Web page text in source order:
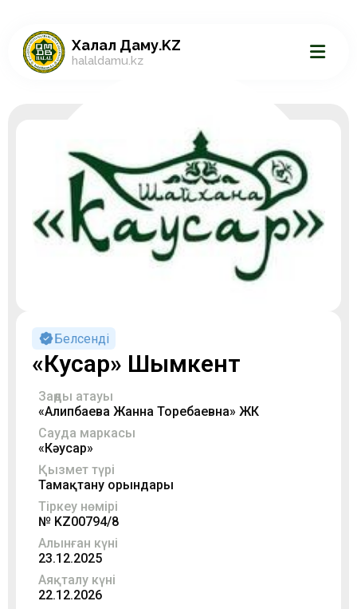
Халал Даму.KZ
halaldamu.kz
Белсенді
«Кәусар» Шымкент
Заңды атауы
«Алипбаева Жанна Торебаевна» ЖК
Сауда маркасы
«Кәусар»
Қызмет түрі
Тамақтану орындары
Тіркеу нөмірі
№ KZ00794/8
Алынған күні
23.12.2025
Аяқталу күні
22.12.2026